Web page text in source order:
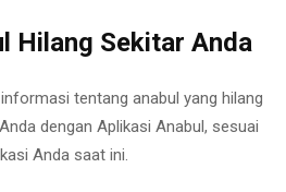
Hilang Sekitar Anda
tentang anabul yang hilang
dengan Aplikasi Anabul, sesuai
Anda saat ini.